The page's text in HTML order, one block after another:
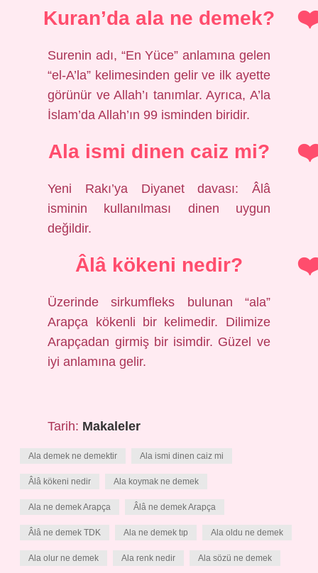
Kuran’da ala ne demek?
Surenin adı, “En Yüce” anlamına gelen
“el-A’la” kelimesinden gelir ve ilk ayette
görünür ve Allah’ı tanımlar. Ayrıca, A’la
İslam’da Allah’ın 99 isminden biridir.
Ala ismi dinen caiz mi?
Yeni Rakı’ya Diyanet davası: Âlâ
isminin kullanılması dinen uygun
değildir.
Âlâ kökeni nedir?
Üzerinde sirkumfleks bulunan “ala”
Arapça kökenli bir kelimedir. Dilimize
Arapçadan girmiş bir isimdir. Güzel ve
iyi anlamına gelir.
Tarih: Makaleler
Ala demek ne demektir Ala ismi dinen caiz mi
Âlâ kökeni nedir Ala koymak ne demek
Ala ne demek Arapça Âlâ ne demek Arapça
Âlâ ne demek TDK Ala ne demek tıp Ala oldu ne demek
Ala olur ne demek Ala renk nedir Ala sözü ne demek